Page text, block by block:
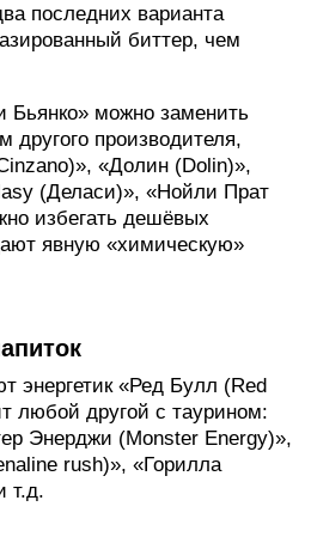
последних варианта
биттер, чем
Бьянко» можно заменить
другого производителя,
«Долин (Dolin)»,
(Деласи)», «Нойли Прат
избегать дешёвых
явную «химическую»
энергетик «Ред Булл (Red
любой другой с таурином:
Энерджи (Monster Energy)»,
rush)», «Горилла
т.д.